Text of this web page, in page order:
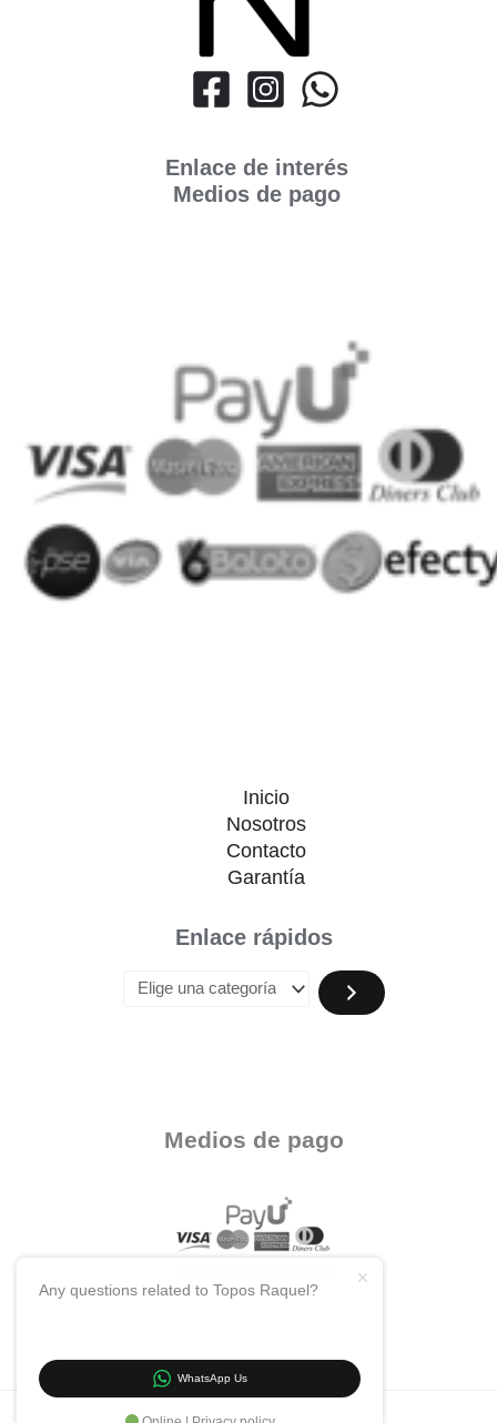
Enlace de interés
Medios de pago
Inicio
Nosotros
Contacto
Garantía
Enlace rápidos
Medios de pago
Any questions related to Topos Raquel?
WhatsApp Us